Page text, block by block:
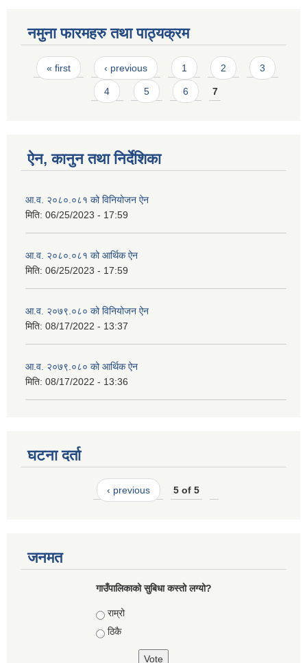
नमुना फारमहरु तथा पाठ्यक्रम
Pages
« first ‹ previous 1 2 3
4 5 6 7
ऐन, कानुन तथा निर्देशिका
आ.व. २०८०.०८१ को विनियोजन ऐन
मिति: 06/25/2023 - 17:59
आ.व. २०८०.०८१ को आर्थिक ऐन
मिति: 06/25/2023 - 17:59
आ.व. २०७९.०८० को विनियोजन ऐन
मिति: 08/17/2022 - 13:37
आ.व. २०७९.०८० को आर्थिक ऐन
मिति: 08/17/2022 - 13:36
घटना दर्ता
‹ previous 5 of 5
जनमत
गाउँपालिकाको सुबिधा कस्तो लग्यो?
Choices
राम्रो
ठिकै